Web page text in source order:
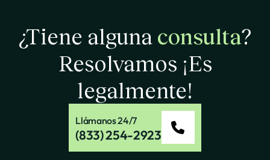
¿Tiene alguna consulta?
Resolvamos ¡Es
legalmente!
Llámanos 24/7
(833) 254-2923